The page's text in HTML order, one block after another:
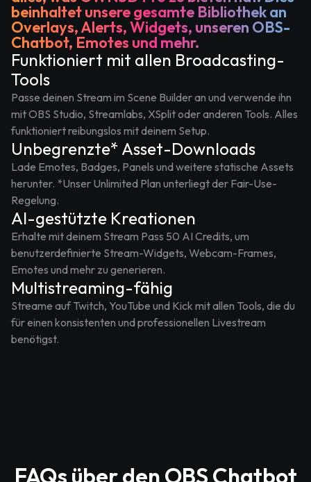
beinhaltet unsere gesamte Bibliothek an
Overlays, Alerts, Widgets, unseren OBS-
Chatbot, Emotes und mehr.
Funktioniert mit allen Broadcasting-
Tools
Passe deinen Stream im Scene Builder an und verwende ihn
mit OBS Studio, Streamlabs, XSplit oder anderen Tools. Alles
funktioniert reibungslos mit deinem Setup.
Unbegrenzte* Asset-Downloads
Lade Emotes, Badges, Panels und weitere statische Assets
herunter. *Unser Unlimited Plan unterliegt der Fair-Use-
Regelung.
AI-gestützte Kreationen
Erhalte mit deinem Stream Pass 50 AI Credits, um
benutzerdefinierte Stream-Widgets, Webcam-Frames,
Emotes und mehr zu generieren.
Multistreaming-fähig
Streame auf Twitch, YouTube und Kick mit allen Tools, die du
für einen konsistenten und professionellen Livestream
benötigst.
FAQs über den OBS Chatbot